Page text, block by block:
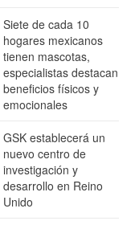
Siete de cada 10
hogares mexicanos
tienen mascotas,
especialistas destacan
beneficios físicos y
emocionales
GSK establecerá un
nuevo centro de
investigación y
desarrollo en Reino
Unido